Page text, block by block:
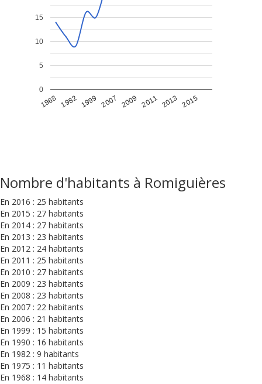
1968 1982 1999 2007 2009 2011 2013 2015
0
5
10
15
Nombre d'habitants à Romiguières
En 2016 : 25 habitants
En 2015 : 27 habitants
En 2014 : 27 habitants
En 2013 : 23 habitants
En 2012 : 24 habitants
En 2011 : 25 habitants
En 2010 : 27 habitants
En 2009 : 23 habitants
En 2008 : 23 habitants
En 2007 : 22 habitants
En 2006 : 21 habitants
En 1999 : 15 habitants
En 1990 : 16 habitants
En 1982 : 9 habitants
En 1975 : 11 habitants
En 1968 : 14 habitants